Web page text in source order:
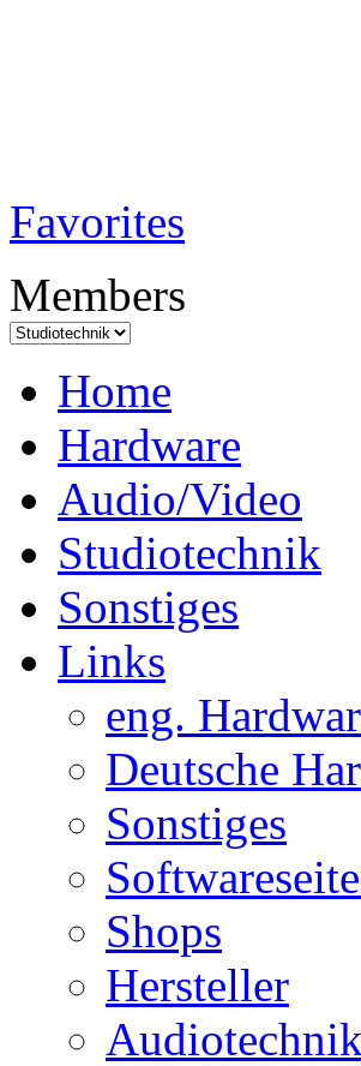
Favorites
Members
Home
Hardware
Audio/Video
Studiotechnik
Sonstiges
Links
eng.
Deutsche
Sonstiges
Shops
Hersteller
Audiotechnik